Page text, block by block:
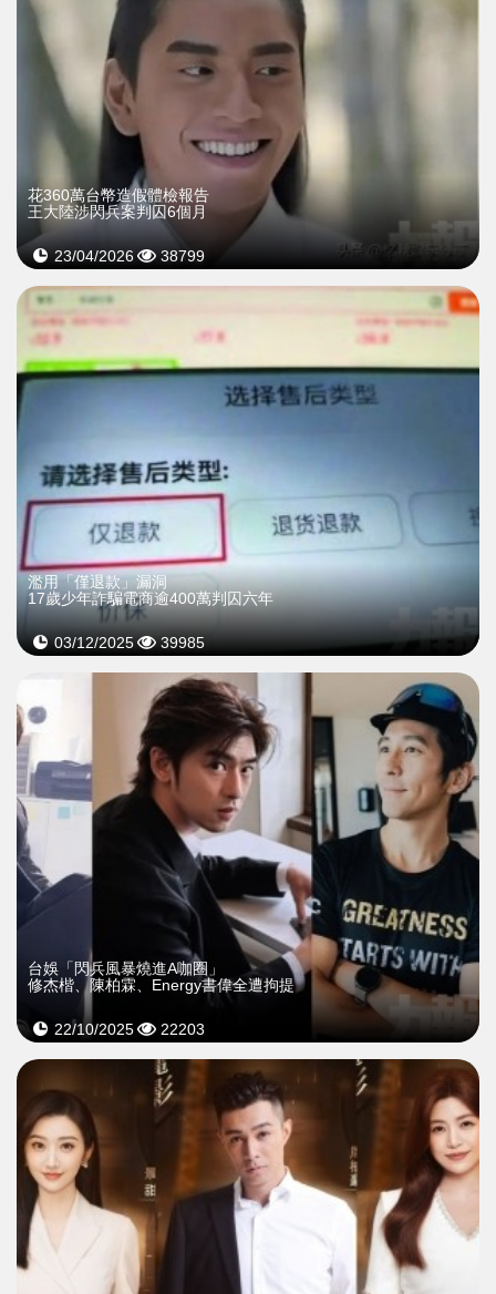
花360萬台幣造假體檢報告
王大陸涉閃兵案判囚6個月
23/04/2026 38799
濫用「僅退款」漏洞
17歲少年詐騙電商逾400萬判囚六年
03/12/2025 39985
台娛「閃兵風暴燒進A咖圈」
修杰楷、陳柏霖、Energy書偉全遭拘提
22/10/2025 22203